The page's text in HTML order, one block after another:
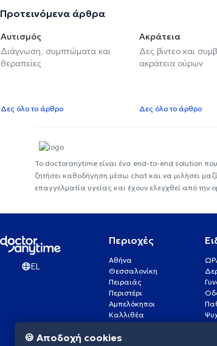
Προτεινόμενα άρθρα
Αυτισμός
Διάγνωση, συμπτώματα και
θεραπείες
Δες όλο το άρθρο
Ακράτεια
Δες βίντεο και
ακράτεια ούρων
Δες όλο το άρθρο
Το doctoranytime είναι ένα end-to-end solution που
ζητήσει καθοδήγηση μέσω chat και να μιλήσει
επαγγελματία υγείας και έχουν ελεγχθεί από
EL
Περιοχές
Αθήνα
Θεσσαλονίκη
Πειραιάς
Περιστέρι
Αμπελόκηποι
Καλλιθέα
Γλυφάδα
🍪 Αποδοχή cookies